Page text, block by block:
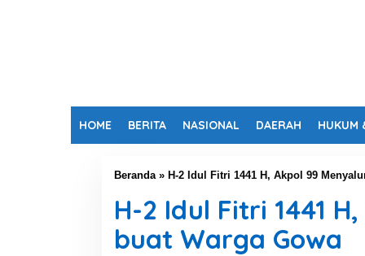
HOME BERITA NASIONAL DAERAH HUKUM
Beranda» H-2 Idul Fitri 1441 H, Akpol 99
H-2 Idul Fitri 1441
buat Warga Gowa